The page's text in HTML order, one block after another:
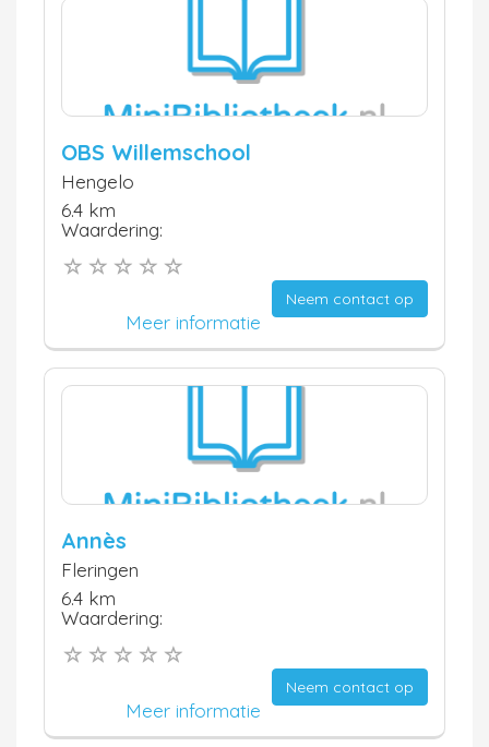
OBS Willemschool
Hengelo
6.4 km
Waardering:
Neem contact op
Meer informatie
Annès
Fleringen
6.4 km
Waardering:
Neem contact op
Meer informatie